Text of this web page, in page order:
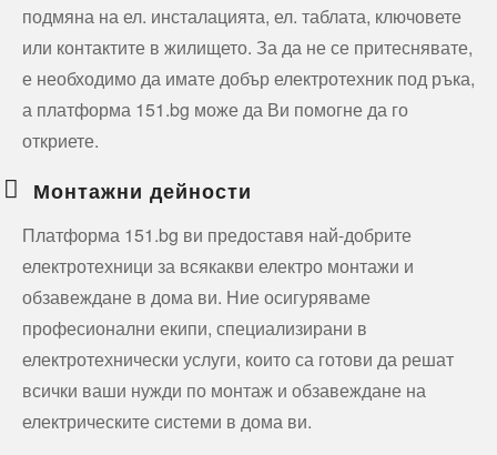
подмяна на ел. инсталацията, ел. таблата, ключовете
или контактите в жилището. За да не се притеснявате,
е необходимо да имате добър електротехник под ръка,
а платформа 151.bg може да Ви помогне да го
откриете.
Монтажни дейности
Платформа 151.bg ви предоставя най-добрите
електротехници за всякакви електро монтажи и
обзавеждане в дома ви. Ние осигуряваме
професионални екипи, специализирани в
електротехнически услуги, които са готови да решат
всички ваши нужди по монтаж и обзавеждане на
електрическите системи в дома ви.